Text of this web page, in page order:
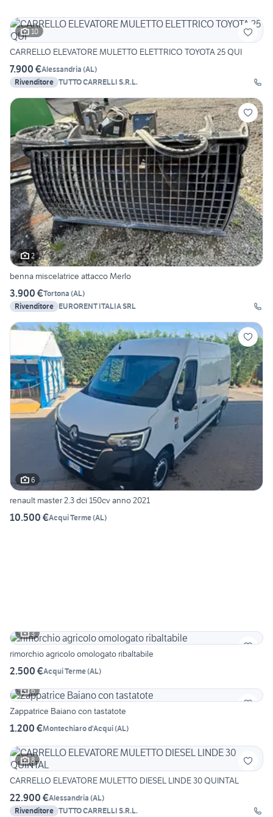
10
CARRELLO ELEVATORE MULETTO ELETTRICO TOYOTA 25 QUI
7.900 €Alessandria (AL)
Rivenditore TUTTO CARRELLI S.R.L.
2
benna miscelatrice attacco Merlo
3.900 €Tortona (AL)
Rivenditore EURORENT ITALIA SRL
6
renault master 2.3 dci 150cv anno 2021
10.500 €Acqui Terme(AL)
3
rimorchio agricolo omologato ribaltabile
2.500 €Acqui Terme(AL)
6
Zappatrice Baiano con tastatote
1.200 €Montechiaro d'Acqui(AL)
8
CARRELLO ELEVATORE MULETTO DIESEL LINDE 30 QUINTAL
22.900 €Alessandria (AL)
Rivenditore TUTTO CARRELLI S.R.L.